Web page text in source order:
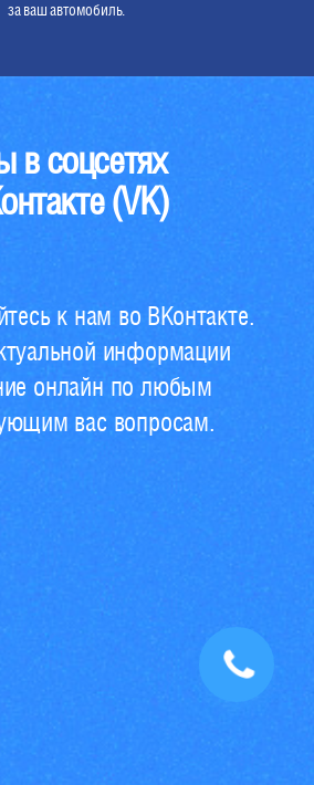
за ваш автомобиль.
в соцсетях
(VK)
к нам во ВКонтакте.
информации
онлайн по любым
вас вопросам.